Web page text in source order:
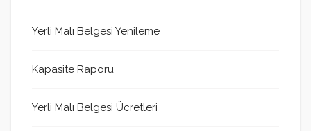
Yerli Malı Belgesi Yenileme
Kapasite Raporu
Yerli Malı Belgesi Ücretleri